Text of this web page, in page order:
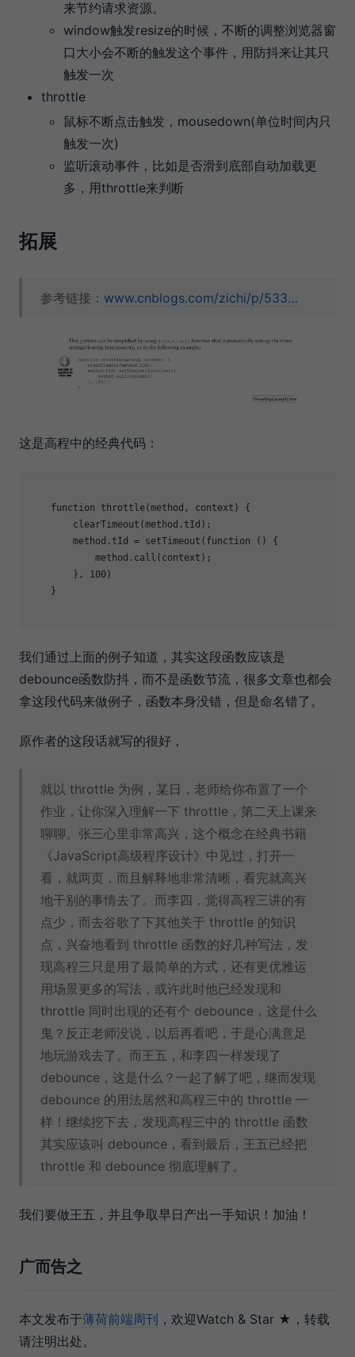
来节约请求资源。
window触发resize的时候，不断的调整浏览器窗
口大小会不断的触发这个事件，用防抖来让其只
触发一次
throttle
鼠标不断点击触发，mousedown(单位时间内只
触发一次)
监听滚动事件，比如是否滑到底部自动加载更
多，用throttle来判断
拓展
参考链接： www.cnblogs.com/zichi/p/533…
这是高程中的经典代码：
function throttle(method, context ) {
        clearTimeout(method.tId);
        method.tId = setTimeout(
function ( ) {
            method.call(context);
        },
100 )
    }
我们通过上面的例子知道，其实这段函数应该是
debounce函数防抖，而不是函数节流，很多文章也都会
拿这段代码来做例子，函数本身没错，但是命名错了。
原作者的这段话就写的很好，
就以 throttle 为例，某日，老师给你布置了一个
作业，让你深入理解一下 throttle，第二天上课来
聊聊。张三心里非常高兴，这个概念在经典书籍
《JavaScript高级程序设计》中见过，打开一
看，就两页，而且解释地非常清晰，看完就高兴
地干别的事情去了。而李四，觉得高程三讲的有
点少，而去谷歌了下其他关于 throttle 的知识
点，兴奋地看到 throttle 函数的好几种写法，发
现高程三只是用了最简单的方式，还有更优雅运
用场景更多的写法，或许此时他已经发现和
throttle 同时出现的还有个 debounce，这是什么
鬼？反正老师没说，以后再看吧，于是心满意足
地玩游戏去了。而王五，和李四一样发现了
debounce，这是什么？一起了解了吧，继而发现
debounce 的用法居然和高程三中的 throttle 一
样！继续挖下去，发现高程三中的 throttle 函数
其实应该叫 debounce，看到最后，王五已经把
throttle 和 debounce 彻底理解了。
我们要做王五，并且争取早日产出一手知识！加油！
广而告之
本文发布于薄荷前端周刊 ，欢迎Watch & Star ★，转载
请注明出处。